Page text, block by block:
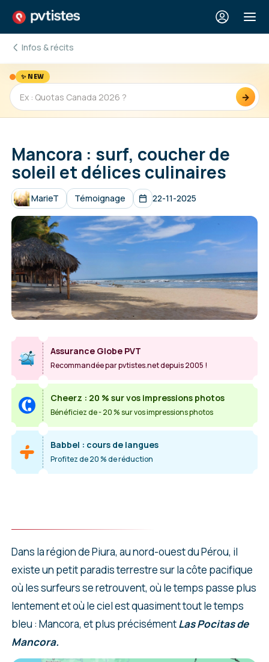
Infos & récits
✨ NEW
→
Mancora : surf, coucher de
soleil et délices culinaires
MarieT Témoignage 22-11-2025
Assurance Globe PVT
Recommandée par pvtistes.net depuis 2005 !
Cheerz : 20 % sur vos impressions photos
Bénéficiez de - 20 % sur vos impressions photos
Babbel : cours de langues
Profitez de 20 % de réduction
Dans la région de Piura, au nord-ouest du Pérou, il
existe un petit paradis terrestre sur la côte pacifique
où les surfeurs se retrouvent, où le temps passe plus
lentement et où le ciel est quasiment tout le temps
bleu : Mancora, et plus précisémentLas Pocitas de
Mancora.